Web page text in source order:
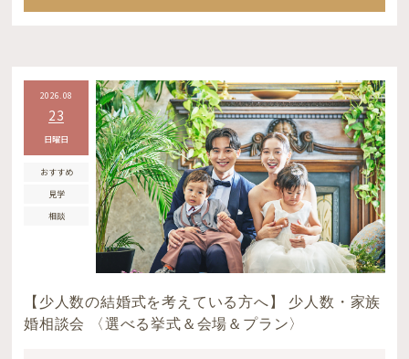
2026.08
23
日曜日
おすすめ
見学
相談
【少人数の結婚式を考えている方へ】 少人数・家族
婚相談会 〈選べる挙式＆会場＆プラン〉